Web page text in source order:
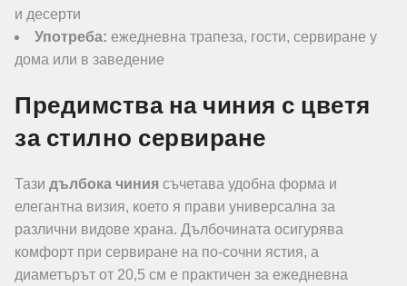
и десерти
Употреба: ежедневна трапеза, гости, сервиране у
дома или в заведение
Предимства на чиния с цветя
за стилно сервиране
Тази дълбока чиния съчетава удобна форма и
елегантна визия, което я прави универсална за
различни видове храна. Дълбочината осигурява
комфорт при сервиране на по-сочни ястия, а
диаметърът от 20,5 см е практичен за ежедневна